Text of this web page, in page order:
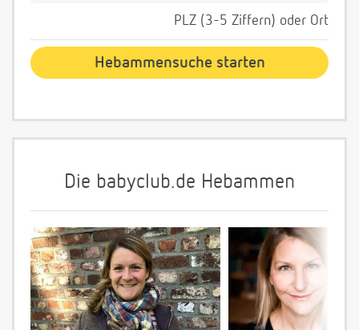
PLZ (3-5 Ziffern) oder Ort
Die babyclub.de Hebammen